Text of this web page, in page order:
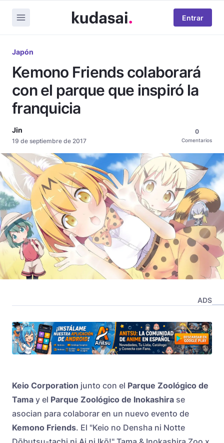
Entrar
Japón
Kemono Friends colaborará
con el parque que inspiró la
franquicia
Jin
19 de septiembre de 2017
0
Comentarios
ADS
Keio Corporation junto con el Parque Zoológico de
Tama y el Parque Zoológico de Inokashira se
asocian para colaborar en un nuevo evento de
Kemono Friends. El "Keio no Densha ni Notte